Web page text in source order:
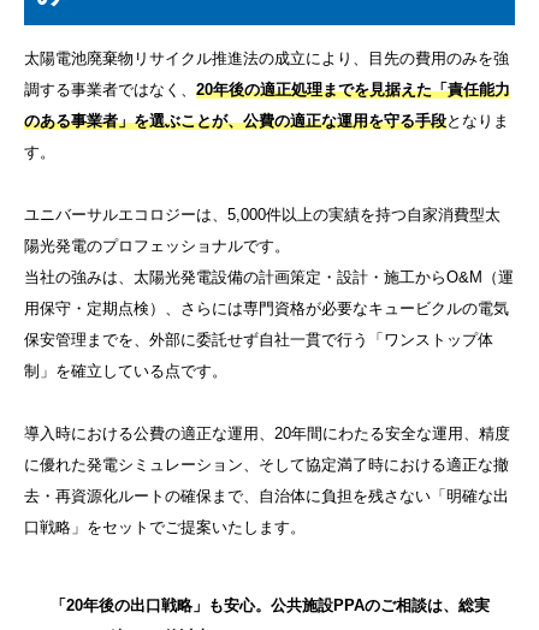
太陽電池廃棄物リサイクル推進法の成立により、目先の費用のみを強
調する事業者ではなく、 20年後の適正処理までを見据えた「責任能力
のある事業者」を選ぶことが、公費の適正な運用を守る手段となりま
す。
ユニバーサルエコロジーは、5,000件以上の実績を持つ自家消費型太
陽光発電のプロフェッショナルです。
当社の強みは、太陽光発電設備の計画策定・設計・施工からO&M（運
用保守・定期点検）、さらには専門資格が必要なキュービクルの電気
保安管理までを、外部に委託せず自社一貫で行う「ワンストップ体
制」を確立している点です。
導入時における公費の適正な運用、20年間にわたる安全な運用、精度
に優れた発電シミュレーション、そして協定満了時における適正な撤
去・再資源化ルートの確保まで、自治体に負担を残さない「明確な出
口戦略」をセットでご提案いたします。
「20年後の出口戦略」も安心。公共施設PPAのご相談は、総実